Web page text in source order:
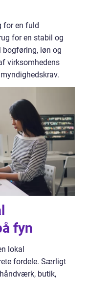
for en fuld
for en stabil og
løn og
virksomhedens
fyn
lokal
fordele. Særligt
butik,